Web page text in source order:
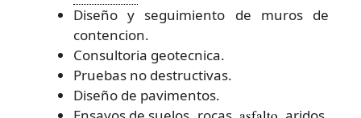
Diseño y seguimiento de muros de
contencion.
Consultoria geotecnica.
Pruebas no destructivas.
Diseño de pavimentos.